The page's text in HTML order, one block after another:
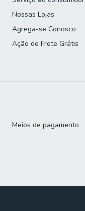
Nossas Lojas
Agrega-se Conosco
Ação de Frete Grátis
Meios de pagamento